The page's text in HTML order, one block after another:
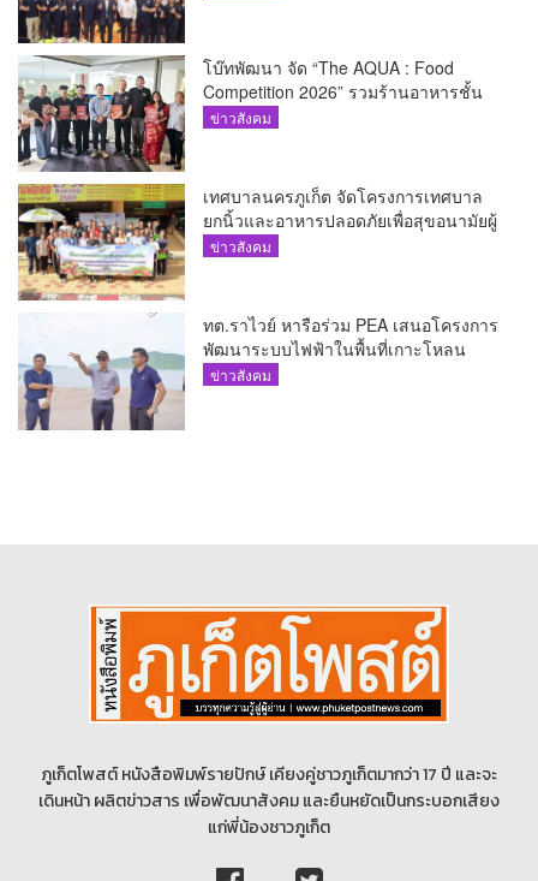
โบ๊ทพัฒนา จัด “The AQUA : Food
Competition 2026” รวมร้านอาหารชั้น
นำของ The Shopps at The AQUA ชู
ข่าวสังคม
เทศบาลนครภูเก็ต จัดโครงการเทศบาล
ยกนิ้วและอาหารปลอดภัยเพื่อสุขอนามัยผู้
บริโภค
ข่าวสังคม
ทต.ราไวย์ หารือร่วม PEA เสนอโครงการ
พัฒนาระบบไฟฟ้าในพื้นที่เกาะโหลน
ข่าวสังคม
ภูเก็ตโพสต์ หนังสือพิมพ์รายปักษ์ เคียงคู่ชาวภูเก็ตมากว่า 17 ปี และจะ
เดินหน้า ผลิตข่าวสาร เพื่อพัฒนาสังคม และยืนหยัดเป็นกระบอกเสียง
แก่พี่น้องชาวภูเก็ต